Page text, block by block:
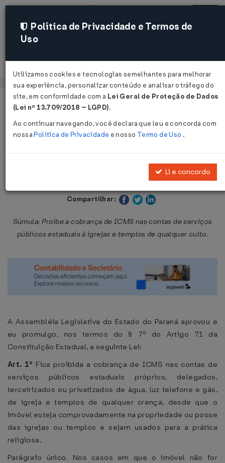
Acessar
Página Inicial Legislações
Lei Nº 14586 DE 22/12/2004
Publicado no DOE - PR em 28 dez 2004
Compartilhar:
Súmula: Proíbe a cobrança de ICMS nas contas de serviços
públicos estaduais à igrejas e templos de qualquer culto.
A Assembléia Legislativa do Estado do Paraná aprovou e
eu promulgo, nos termos do § 7º do Artigo 71 da
Constituição Estadual, a seguinte Lei:
Art. 1º Fica proibida a cobrança de ICMS nas contas de
serviços públicos estaduais próprios, delegados,
terceirizados ou privatizados de água, luz telefone e gás,
de igreja e templos de qualquer crença, desde que o
imóvel esteja comprovadamente na propriedade ou posse
das igrejas ou templos e sejam usados para a prática
religiosa.
Parágrafo único. Nos casos em que o imóvel não for
Política de Privacidade e Termos de
Uso
Utilizamos cookies e tecnologias semelhantes para melhorar
sua experiência, personalizar conteúdo e analisar o tráfego do
site, em conformidade com a Lei Geral de Proteção de Dados
(Lei nº 13.709/2018 – LGPD).
Ao continuar navegando, você declara que leu e concorda com
nossaPolítica de Privacidade e nosso Termo de Uso .
Li e concordo